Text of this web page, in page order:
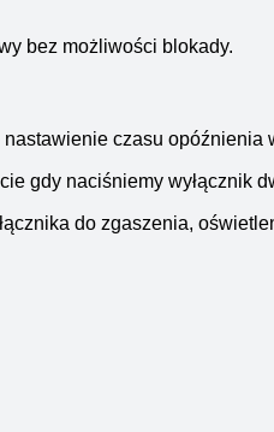
bez możliwości blokady.
czasu opóźnienia
gdy naciśniemy wyłącznik
do zgaszenia,